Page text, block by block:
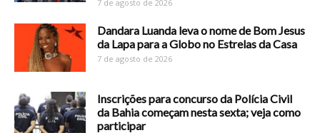
7 de agosto de 2026
Dandara Luanda leva o nome de Bom Jesus
da Lapa para a Globo no Estrelas da Casa
7 de agosto de 2026
Inscrições para concurso da Polícia Civil
da Bahia começam nesta sexta; veja como
participar